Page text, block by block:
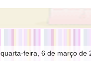
quarta-feira, 6 de março de